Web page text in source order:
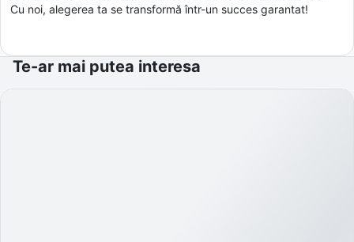
Cu noi, alegerea ta se transformă într-un succes garantat!
Te-ar mai putea interesa